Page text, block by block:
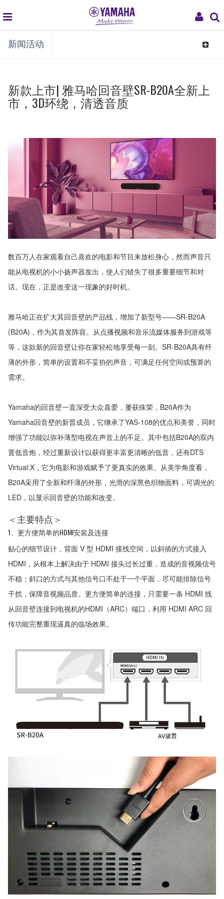
My
global
navigation
新闻活动
Toggle
新款上市| 雅马哈回音壁SR-B20A全新上
市，3D环绕，清透音质
数百万人在家观看自己喜欢的电影和节目来放松身心，然而声音只
能从电视机的小小扬声器发出，使人们错失了很多重要细节和对
话。现在，正是改变这一现象的好时机。
雅马哈正在扩大其回音壁的产品线，增加了新型号——SR-B20A
(B20A)，作为其首发阵容。从点播视频和音乐流媒体服务到游戏等
等，这款新的回音壁让你在家轻松地享受每一刻。SR-B20A具有纤
薄的外形，简单的设置和不妥协的声音，可满足任何空间或预算的
需求。
Yamaha的回音壁一直深受大众喜爱，屡获殊荣，B20A作为
Yamaha回音壁的新晋成员，它继承了YAS-108的优点和美誉，同时
增强了功能以弥补薄型电视在声音上的不足。其中包括B20A的双内
置低音炮，经过重新设计以获得更丰富更清晰的低音，还有DTS
Virtual:X，它为电影和游戏赋予了更真实的效果。从美学角度看，
B20A采用了全新和纤薄的外形，光滑的深黑色织物面料，可调光的
LED，以显示回音壁的功能和改变。
＜主要特点＞
1、更方便简单的HDMI安装及连接
贴心的细节设计，背面 V 型 HDMI 接线空间，以斜插的方式接入
HDMI，从根本上解决由于 HDMI 接头过长过重，造成的音视频信号
不稳；斜口的方式与其他信号口不处于一个平面，尽可能排除信号
干扰，保障音视频品质。更方便简单的连接，只需要一条 HDMI 线
从回音壁连接到电视机的HDMI（ARC）端口，利用 HDMI ARC 回
传功能完整重现逼真的临场效果。